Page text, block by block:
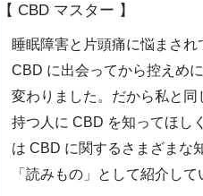
【 CBD マスター 】
睡眠障害と片頭痛に悩まされ
CBD に出会ってから控えめ
変わりました。だから私と同
持つ人に CBD を知ってほし
は CBD に関するさまざまな
「読みもの」として紹介して